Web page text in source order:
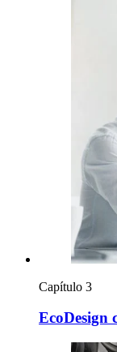
Capítulo 3
EcoDesign